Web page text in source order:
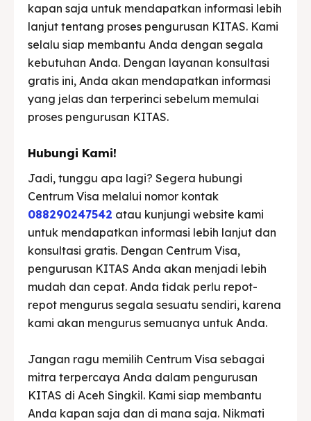
kapan saja untuk mendapatkan informasi lebih
lanjut tentang proses pengurusan KITAS. Kami
selalu siap membantu Anda dengan segala
kebutuhan Anda. Dengan layanan konsultasi
gratis ini, Anda akan mendapatkan informasi
yang jelas dan terperinci sebelum memulai
proses pengurusan KITAS.
Hubungi Kami!
Jadi, tunggu apa lagi? Segera hubungi
Centrum Visa melalui nomor kontak
088290247542 atau kunjungi website kami
untuk mendapatkan informasi lebih lanjut dan
konsultasi gratis. Dengan Centrum Visa,
pengurusan KITAS Anda akan menjadi lebih
mudah dan cepat. Anda tidak perlu repot-
repot mengurus segala sesuatu sendiri, karena
kami akan mengurus semuanya untuk Anda.
Jangan ragu memilih Centrum Visa sebagai
mitra terpercaya Anda dalam pengurusan
KITAS di Aceh Singkil. Kami siap membantu
Anda kapan saja dan di mana saja. Nikmati